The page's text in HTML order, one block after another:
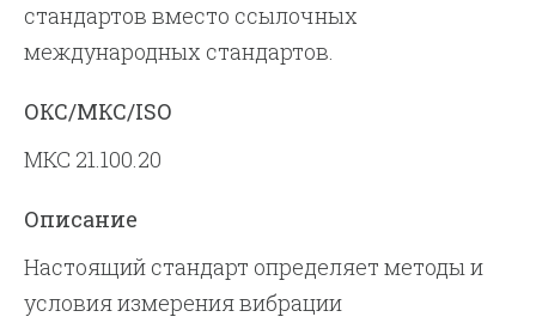
стандартов вместо ссылочных
международных стандартов.
ОКС/МКС/ISO
МКС 21.100.20
Описание
Настоящий стандарт определяет методы и
условия измерения вибрации